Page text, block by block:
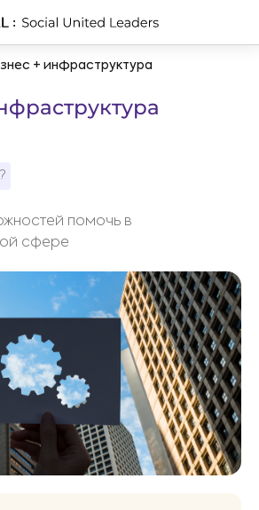
+ инфраструктура
помочь в
сфере